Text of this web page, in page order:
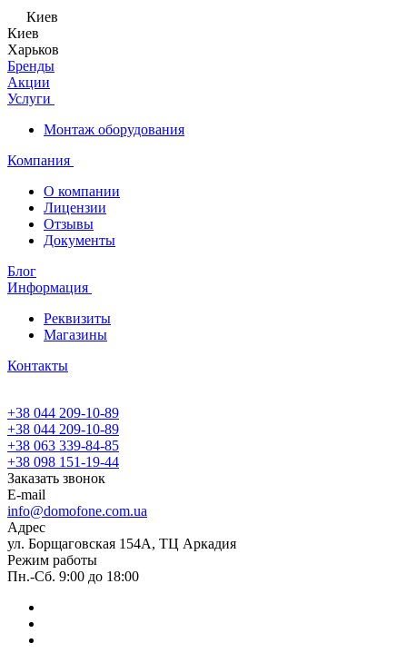
Киев
Киев
Харьков
Бренды
Акции
Услуги
Монтаж оборудования
Компания
О компании
Лицензии
Отзывы
Документы
Блог
Информация
Реквизиты
Магазины
Контакты
+38 044 209-10-89
+38 044 209-10-89
+38 063 339-84-85
+38 098 151-19-44
Заказать звонок
E-mail
info@domofone.com.ua
Адрес
ул. Борщаговская 154А, ТЦ Аркадия
Режим работы
Пн.-Сб. 9:00 до 18:00